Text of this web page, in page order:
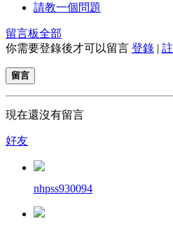
請教一個問題
留言板全部
你需要登錄後才可以留言 登錄 |
留言
現在還沒有留言
好友
nhpss930094